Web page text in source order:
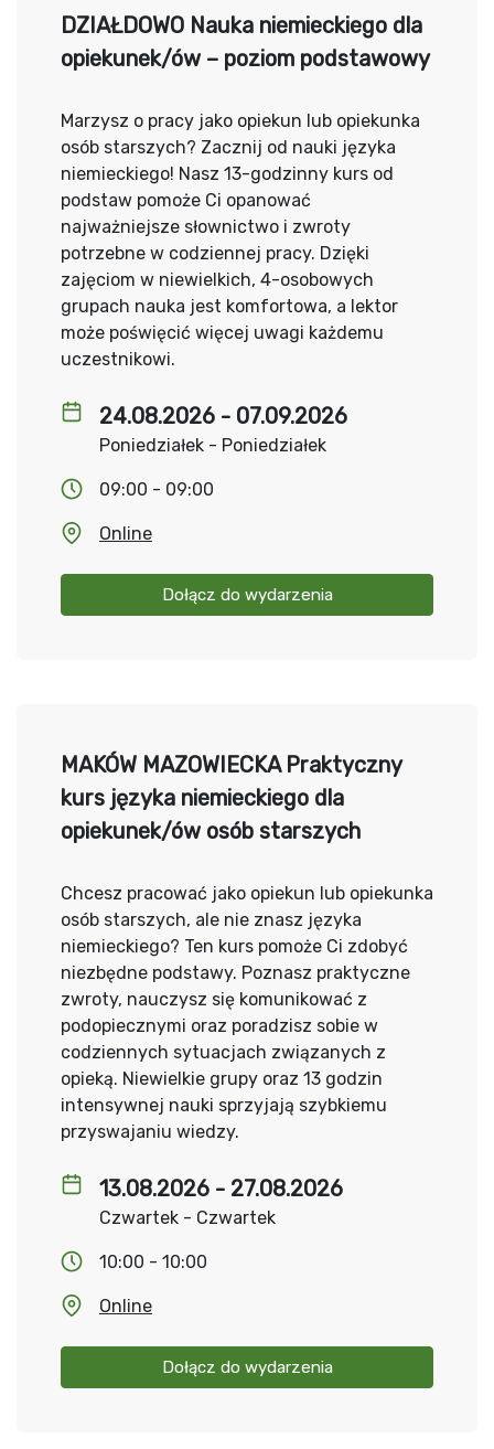
24.08.2026 - 07.09.2026
Poniedziałek - Poniedziałek
09:00 - 09:00
Online
Dołącz do wydarzenia
DZIAŁDOWO Nauka niemieckiego dla
opiekunek/ów – poziom podstawowy
Marzysz o pracy jako opiekun lub opiekunka
osób starszych? Zacznij od nauki języka
niemieckiego! Nasz 13-godzinny kurs od
podstaw pomoże Ci opanować
najważniejsze słownictwo i zwroty
potrzebne w codziennej pracy. Dzięki
zajęciom w niewielkich, 4-osobowych
grupach nauka jest komfortowa, a lektor
może poświęcić więcej uwagi każdemu
uczestnikowi.
13.08.2026 - 27.08.2026
Czwartek - Czwartek
10:00 - 10:00
Online
Dołącz do wydarzenia
MAKÓW MAZOWIECKA Praktyczny
kurs języka niemieckiego dla
opiekunek/ów osób starszych
Chcesz pracować jako opiekun lub opiekunka
osób starszych, ale nie znasz języka
niemieckiego? Ten kurs pomoże Ci zdobyć
niezbędne podstawy. Poznasz praktyczne
zwroty, nauczysz się komunikować z
podopiecznymi oraz poradzisz sobie w
codziennych sytuacjach związanych z
opieką. Niewielkie grupy oraz 13 godzin
intensywnej nauki sprzyjają szybkiemu
przyswajaniu wiedzy.